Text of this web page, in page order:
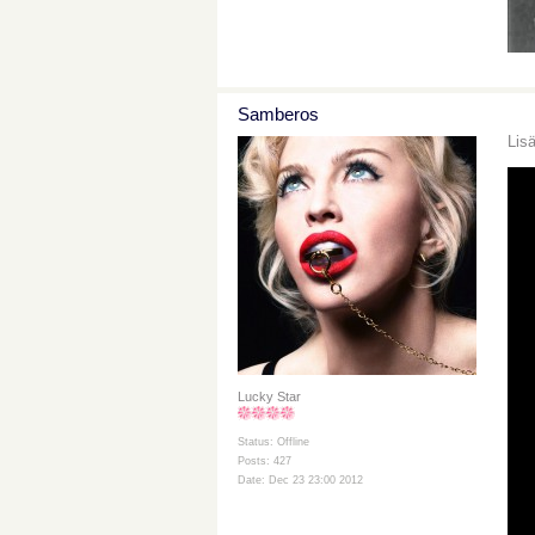
Samberos
Lucky Star
Status: Offline
Posts: 427
Date: Dec 23 23:00 2012